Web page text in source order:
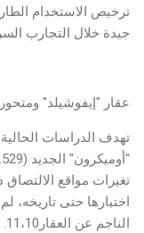
ترخيص الاستخدام
جيدة خلال التجارب
عقار "إيفوشيلد"
تهدف الدراسات
تغيرات مواقع الالتصاق
اختبارها حتى تاريخه،